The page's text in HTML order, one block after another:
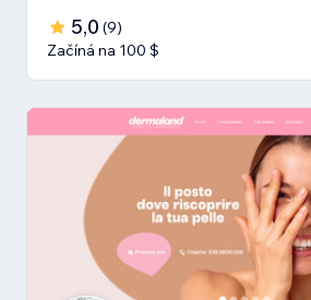
5,0 (9)
Začíná na 100 $